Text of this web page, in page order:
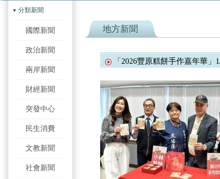
分類新聞
國際新聞
政治新聞
兩岸新聞
財經新聞
突發中心
民生消費
文教新聞
社會新聞
地方新聞
「2026豐原糕餅手作嘉年華」